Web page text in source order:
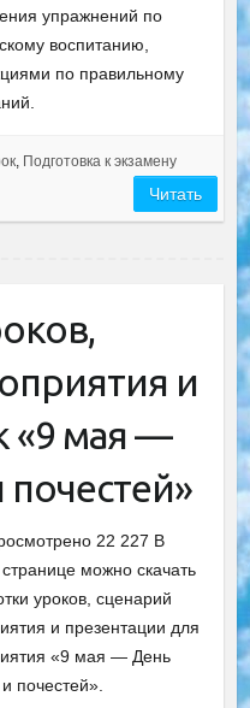
упражнений по
воспитанию,
по правильному
, Подготовка к экзамену
Читать
и
«9 мая —
22 227 В
можно скачать
уроков, сценарий
и презентации для
«9 мая — День
почестей».